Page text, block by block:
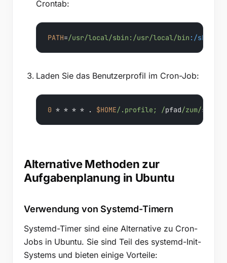
Crontab:
PATH=/usr/local/sbin:/usr/local/bin :/sbin
Laden Sie das Benutzerprofil im Cron-Job:
0 * * * * . $HOME/.profile; /pfad/zum/
Alternative Methoden zur
Aufgabenplanung in Ubuntu
Verwendung von Systemd-Timern
Systemd-Timer sind eine Alternative zu Cron-
Jobs in Ubuntu. Sie sind Teil des systemd-Init-
Systems und bieten einige Vorteile: